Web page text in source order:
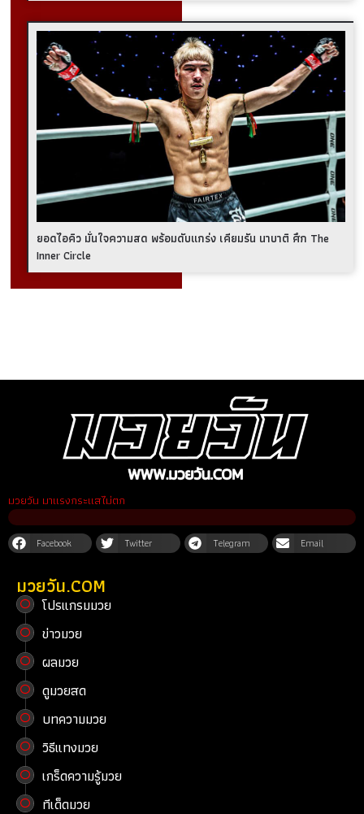
ยอดไอคิว มั่นใจความสด พร้อมดับแกร่ง เคียมรัน นาบาติ ศึก The
Inner Circle
มวยวัน มาแรงกระแสไม่ตก
Facebook Twitter Telegram Email
มวยวัน.COM
โปรแกรมมวย
ข่าวมวย
ผลมวย
ดูมวยสด
บทความมวย
วิธีแทงมวย
เกร็ดความรู้มวย
ทีเด็ดมวย